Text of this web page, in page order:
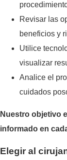
Revisar las
beneficios y
Utilice
visualizar
Analice el
cuidados
Nuestro objetivo
informado en
Elegir al